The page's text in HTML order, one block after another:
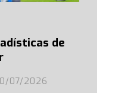
de
07/2026